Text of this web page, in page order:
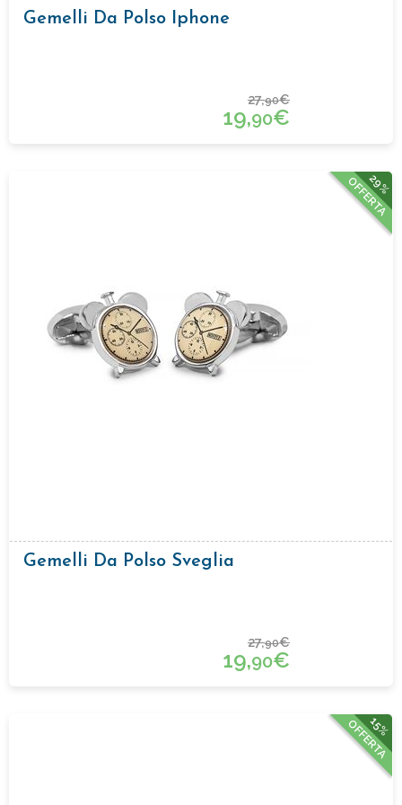
Gemelli Da Polso Iphone
27,90€
19,90€
29%
OFFERTA
Gemelli Da Polso Sveglia
27,90€
19,90€
15%
OFFERTA